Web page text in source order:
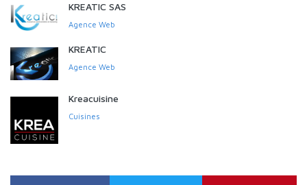
KREATIC SAS
Agence Web
KREATIC
Agence Web
Kreacuisine
Cuisines